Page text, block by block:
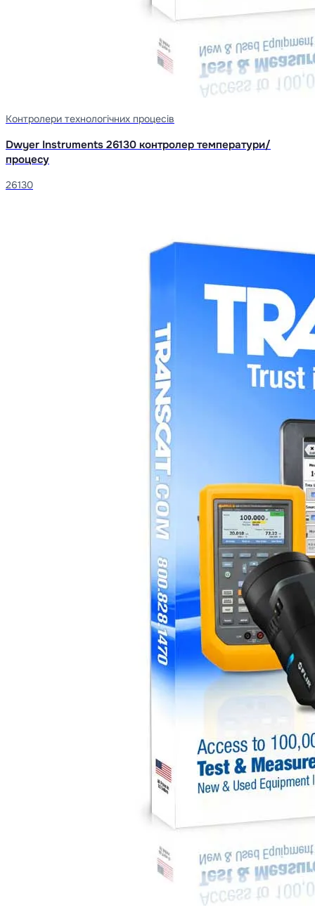
Контролери технологічних процесів
Dwyer Instruments 26130 контролер температури/
процесу
26130